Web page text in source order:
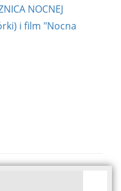
NOCNEJ
i film "Nocna